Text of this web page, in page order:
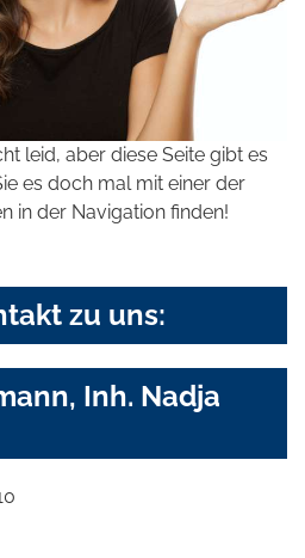
leid, aber diese Seite gibt es
es doch mal mit einer der
in der Navigation finden!
zu uns:
Inh. Nadja